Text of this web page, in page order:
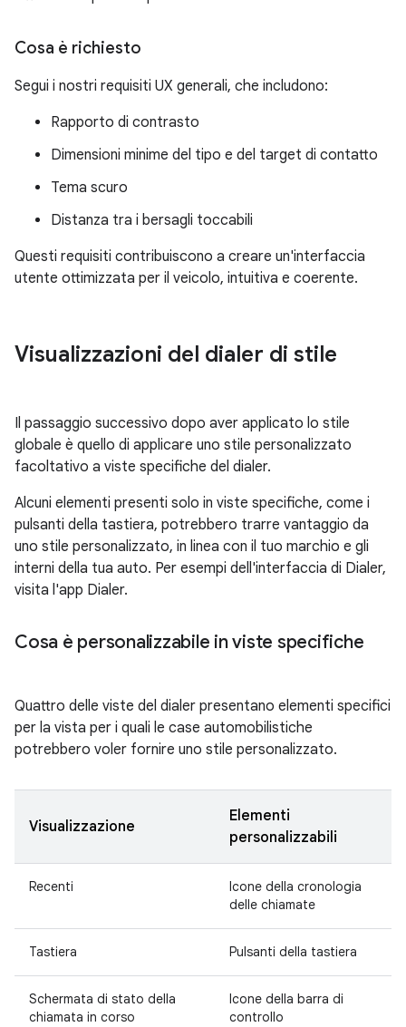
Cosa è richiesto
Segui i nostri requisiti UX generali, che includono:
Rapporto di contrasto
Dimensioni minime del tipo e del target di contatto
Tema scuro
Distanza tra i bersagli toccabili
Questi requisiti contribuiscono a creare un'interfaccia
utente ottimizzata per il veicolo, intuitiva e coerente.
Visualizzazioni del dialer di stile
Il passaggio successivo dopo aver applicato lo stile
globale è quello di applicare uno stile personalizzato
facoltativo a viste specifiche del dialer.
Alcuni elementi presenti solo in viste specifiche, come i
pulsanti della tastiera, potrebbero trarre vantaggio da
uno stile personalizzato, in linea con il tuo marchio e gli
interni della tua auto. Per esempi dell'interfaccia di Dialer,
visita l'app Dialer.
Cosa è personalizzabile in viste specifiche
Quattro delle viste del dialer presentano elementi specifici
per la vista per i quali le case automobilistiche
potrebbero voler fornire uno stile personalizzato.
Visualizzazione
Elementi
personalizzabili
Recenti
Icone della cronologia
delle chiamate
Tastiera Pulsanti della tastiera
Schermata di stato della
chiamata in corso
Icone della barra di
controllo